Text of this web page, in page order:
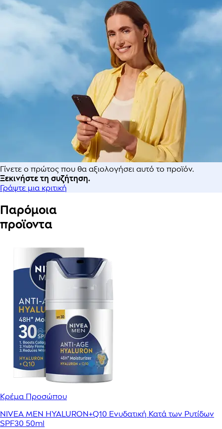
Γίνετε ο πρώτος που θα αξιολογήσει αυτό το προϊόν.
Ξεκινήστε τη συζήτηση.
Γράψτε μια κριτική
Παρόμοια
προϊοντα
Κρέμα Προσώπου
NIVEA MEN HYALURON+Q10 Ενυδατική Κατά των Ρυτίδων
SPF30 50ml